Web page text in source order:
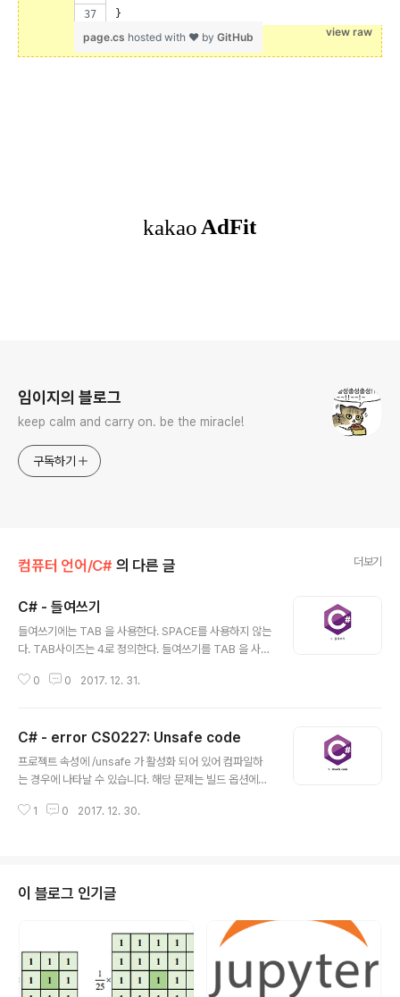
}
view raw
page.cs hosted with ❤ by GitHub
임이지의 블로그
keep calm and carry on. be the miracle!
구독하기
컴퓨터 언어/C# 의 다른 글 더보기
C# - 들여쓰기
들여쓰기에는 TAB 을 사용한다. SPACE를 사용하지 않는
다. TAB사이즈는 4로 정의한다. 들여쓰기를 TAB 을 사용
를 진행하기전에 공통된 룰을 설정 하는게 좋다.Github 의
있다. 주석은 코드와 같은 레벨에 있어야 한다. (들여쓰기의
레벨을 같이 사용한다.) 누군가 슈퍼 개발자가 그랬다. 주석
이 없어도 이해되는 소스가 가장 좋은 소스라고... 하지만
에 코드 레벨에 위치가 중요한 것이 아니라 JIRA 이슈 번
0 0 2017. 12. 31.
C# - error CS0227: Unsafe code
프로젝트 속성에 /unsafe 가 활성화 되어 있어 컴파일하
는 경우에 나타날 수 있습니다. 해당 문제는 빌드 옵션에서
하여 컴파일 에러를 수정 할 수 있습니다.
1 0 2017. 12. 30.
이 블로그 인기글